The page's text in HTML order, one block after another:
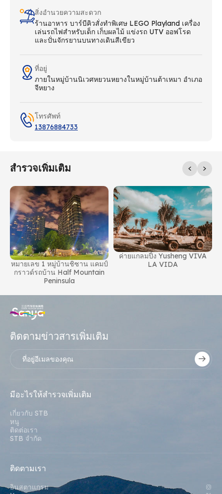
สิ่งอํานวยความสะดวก
ร้านอาหาร บาร์บีคิวสั่งทําพิเศษ LEGO Playland เครื่อง
เล่นรถไฟสําหรับเด็ก เก็บผลไม้ แข่งรถ UTV ออฟโรด
และปั่นจักรยานบนทางเดินสีเขียว
ที่อยู่
ภายในหมู่บ้านนิเวศหยวนหยางในหมู่บ้านต้าเหมา อําเภอ
จีหยาง
โทรศัพท์
13876884733
สํารวจเพิ่มเติม
หมายเลข 1 หมู่บ้านชิซาน แคมป์
กราวด์รถบ้าน Half Mountain
Peninsula
ค่ายแกลมปิ้ง Yusheng VIVA
LA VIDA
ติดตามข่าวสารเพิ่มเติม
มีอะไรให้สํารวจเพิ่มเติม
เกี่ยวกับ STB
หนู
ติดต่อเรา
STB จํากัด
ติดตามเรา
อินสตาแกรม